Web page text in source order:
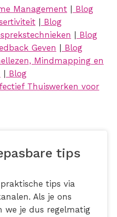
Management
Blog
Blog
Blog
Geven
Blog
Mindmapping en
Blog
Thuiswerken voor
tips
tips via
Als je ons
we je dus regelmatig